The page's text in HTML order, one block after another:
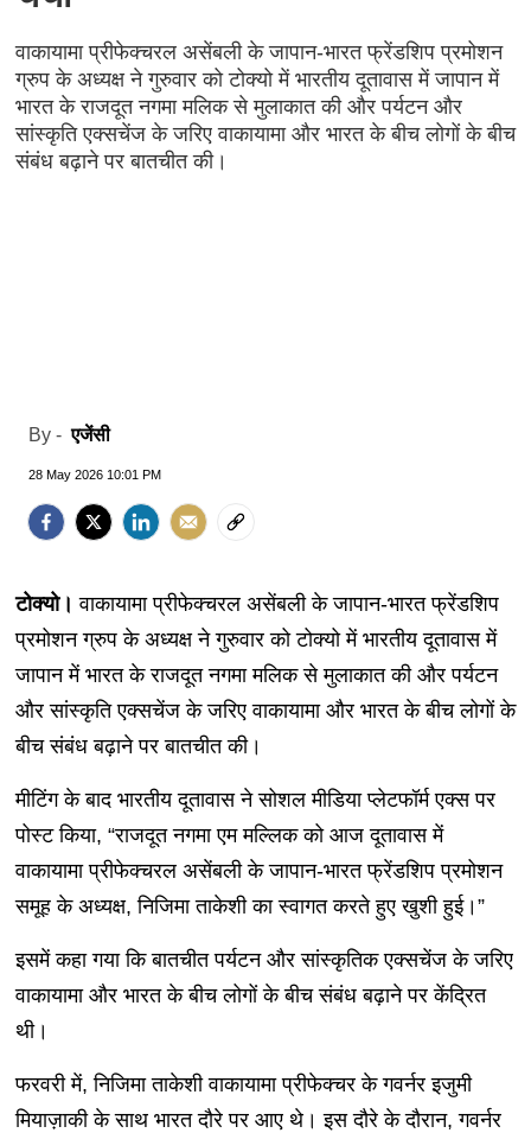
वाकायामा प्रीफेक्चरल असेंबली के जापान-भारत फ्रेंडशिप प्रमोशन
ग्रुप के अध्यक्ष ने गुरुवार को टोक्यो में भारतीय दूतावास में जापान में
भारत के राजदूत नगमा मलिक से मुलाकात की और पर्यटन और
सांस्कृति एक्सचेंज के जरिए वाकायामा और भारत के बीच लोगों के बीच
संबंध बढ़ाने पर बातचीत की।
By -एजेंसी
28 May 2026 10:01 PM
टोक्यो।वाकायामा प्रीफेक्चरल असेंबली के जापान-भारत फ्रेंडशिप
प्रमोशन ग्रुप के अध्यक्ष ने गुरुवार को टोक्यो में भारतीय दूतावास में
जापान में भारत के राजदूत नगमा मलिक से मुलाकात की और पर्यटन
और सांस्कृति एक्सचेंज के जरिए वाकायामा और भारत के बीच लोगों के
बीच संबंध बढ़ाने पर बातचीत की।
मीटिंग के बाद भारतीय दूतावास ने सोशल मीडिया प्लेटफॉर्म एक्स पर
पोस्ट किया, “राजदूत नगमा एम मल्लिक को आज दूतावास में
वाकायामा प्रीफेक्चरल असेंबली के जापान-भारत फ्रेंडशिप प्रमोशन
समूह के अध्यक्ष, निजिमा ताकेशी का स्वागत करते हुए खुशी हुई।”
इसमें कहा गया कि बातचीत पर्यटन और सांस्कृतिक एक्सचेंज के जरिए
वाकायामा और भारत के बीच लोगों के बीच संबंध बढ़ाने पर केंद्रित
थी।
फरवरी में, निजिमा ताकेशी वाकायामा प्रीफेक्चर के गवर्नर इजुमी
मियाज़ाकी के साथ भारत दौरे पर आए थे। इस दौरे के दौरान, गवर्नर